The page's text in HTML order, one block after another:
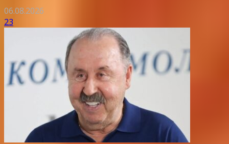
06.08.2026
23